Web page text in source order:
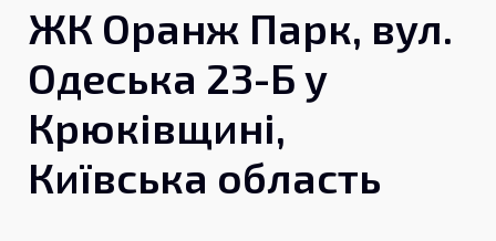
Для дому
Головна
Замовити дзвінок
ЖК Оранж Парк, вул.
Одеська 23-Б у
Крюківщині,
Київська область